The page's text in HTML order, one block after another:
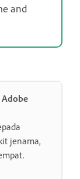
and
Adobe
jenama,